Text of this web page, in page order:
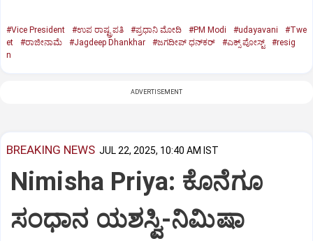
#Vice President #ಉಪ ರಾಷ್ಟ್ರಪತಿ #ಪ್ರಧಾನಿ ಮೋದಿ #PM Modi #udayavani
#Twe
et
#ರಾಜೀನಾಮೆ #Jagdeep Dhankhar #ಜಗದೀಪ್‌ ಧನ್‌ಕರ್‌ #ಎಕ್ಸ್‌ ಪೋಸ್ಟ್
#resig
n
ADVERTISEMENT
BREAKING NEWS JUL 22, 2025, 10:40 AM IST
Nimisha Priya: ಕೊನೆಗೂ
ಸಂಧಾನ ಯಶಸ್ವಿ-ನಿಮಿಷಾ